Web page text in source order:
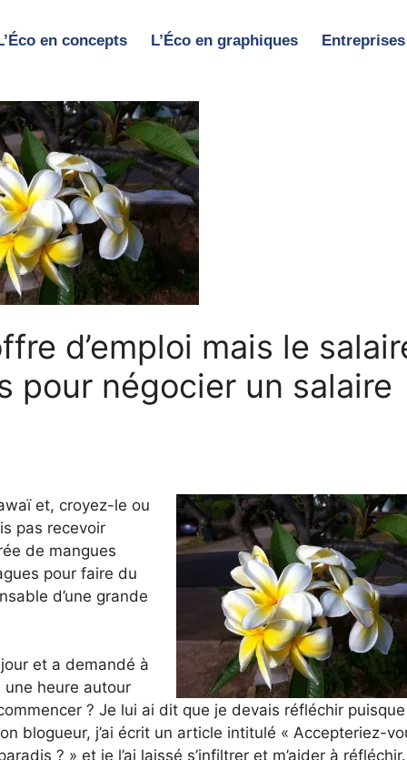
en concepts L’Éco en graphiques Entreprises
d’emploi mais le
pour négocier un salaire
et, croyez-le ou
pas recevoir
de mangues
pour faire du
d’une grande
et a demandé à
une heure autour
? Je lui ai dit que je devais réfléchir
blogueur, j’ai écrit un article intitulé « Accepteriez-
? » et je l’ai laissé s’infiltrer et m’aider à